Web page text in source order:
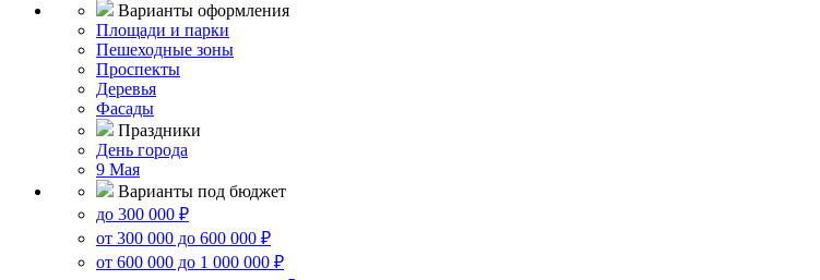
Варианты оформления
Площади и парки
Пешеходные зоны
Проспекты
Деревья
Фасады
Праздники
День города
9 Мая
Варианты под бюджет
до 300 000 ₽
от 300 000 до 600 000 ₽
от 600 000 до 1 000 000 ₽